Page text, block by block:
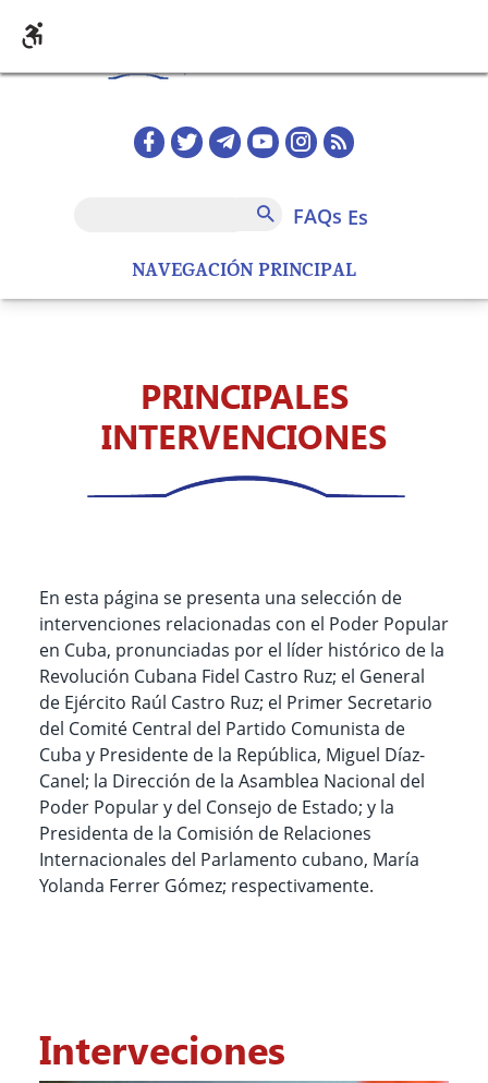
NAVEGACIÓN PRINCIPAL
Redes sociales home
FAQs
FAQs es
PRINCIPALES
INTERVENCIONES
En esta página se presenta una selección de
intervenciones relacionadas con el Poder Popular
en Cuba, pronunciadas por el líder histórico de la
Revolución Cubana Fidel Castro Ruz; el General
de Ejército Raúl Castro Ruz; el Primer Secretario
del Comité Central del Partido Comunista de
Cuba y Presidente de la República, Miguel Díaz-
Canel; la Dirección de la Asamblea Nacional del
Poder Popular y del Consejo de Estado; y la
Presidenta de la Comisión de Relaciones
Internacionales del Parlamento cubano, María
Yolanda Ferrer Gómez; respectivamente.
Interveciones